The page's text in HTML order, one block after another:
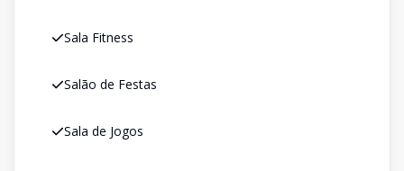
Sala Fitness
Salão de Festas
Sala de Jogos